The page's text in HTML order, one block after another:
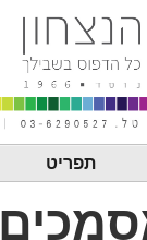
תפריט